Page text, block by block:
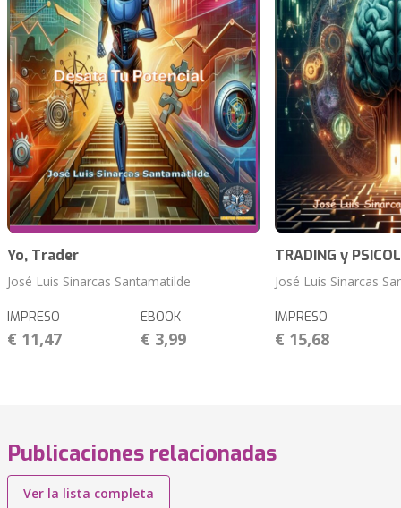
Yo, Trader
José Luis Sinarcas Santamatilde
IMPRESO
€ 11,47
EBOOK
€ 3,99
TRADING y
José Luis Sinarcas
IMPRESO
€ 15,68
Publicaciones relacionadas
Ver la lista completa